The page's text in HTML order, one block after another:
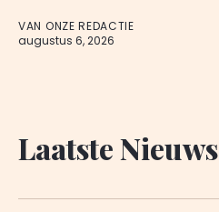
VAN ONZE REDACTIE
augustus 6, 2026
Laatste Nieuws